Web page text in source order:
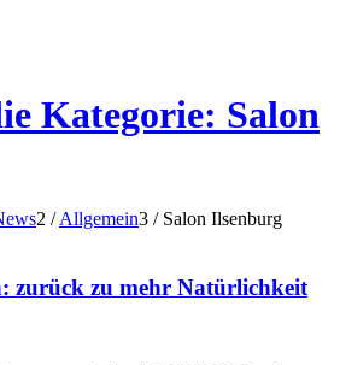
Kategorie: Salon
2 / Allgemein3 / Salon Ilsenburg
zurück zu mehr Natürlichkeit